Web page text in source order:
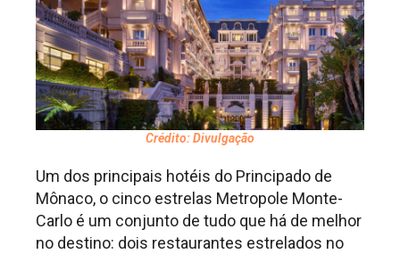
Crédito: Divulgação
Um dos principais hotéis do Principado de
Mônaco, o cinco estrelas Metropole Monte-
Carlo é um conjunto de tudo que há de melhor
no destino: dois restaurantes estrelados no